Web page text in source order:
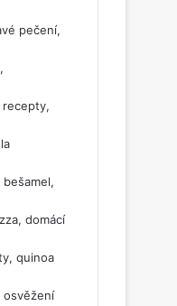
pečení,
domácí
quinoa
osvěžení